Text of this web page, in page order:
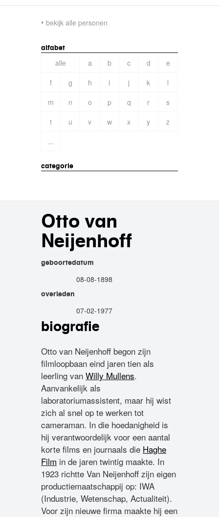
bekijk alle personen
alfabet
alle a b c d
e
f
g h i j k
l
m
n o p q r
s
t
u v w x y
z
...
categorie
Otto van
Neijenhoff
geboortedatum
08-08-1898
overleden
07-02-1977
biografie
Otto van Neijenhoff begon zijn
filmloopbaan eind jaren tien als
leerling van Willy Mullens.
Aanvankelijk als
laboratoriumassistent, maar hij wist
zich al snel op te werken tot
cameraman. In die hoedanigheid is
hij verantwoordelijk voor een aantal
korte films en journaals die Haghe
Film in de jaren twintig maakte. In
1923 richtte Van Neijenhoff zijn eigen
productiemaatschappij op: IWA
(Industrie, Wetenschap, Actualiteit).
Voor zijn nieuwe firma maakte hij een